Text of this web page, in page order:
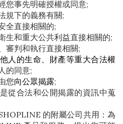
您事先明確授權或同意;
規下的義務有關;
全直接相關的;
生和重大公共利益直接相關的;
審判和執行直接相關;
人的生命、財產等重大合法權
的同意;
您向公眾揭露;
從合法和公開揭露的資訊中蒐
的附屬公司共用：為